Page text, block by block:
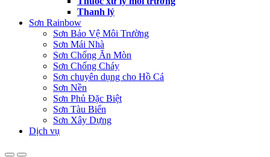
Thanh lý
Sơn Rainbow
Sơn Bảo Vệ Môi Trường
Sơn Mái Nhà
Sơn Chống Ăn Mòn
Sơn Chống Cháy
Sơn chuyên dụng cho Hồ Cá
Sơn Nền
Sơn Phủ Đặc Biệt
Sơn Tàu Biển
Sơn Xây Dựng
Dịch vụ